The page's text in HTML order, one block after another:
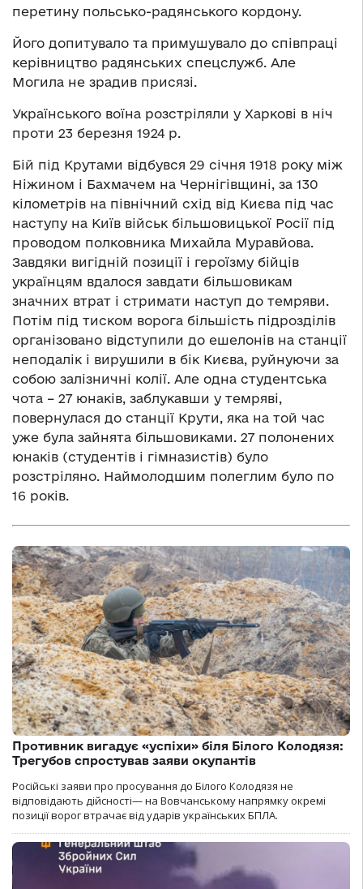
перетину польсько-радянського кордону.
Його допитувало та примушувало до співпраці
керівництво радянських спецслужб. Але
Могила не зрадив присязі.
Українського воїна розстріляли у Харкові в ніч
проти 23 березня 1924 р.
Бій під Крутами відбувся 29 січня 1918 року між
Ніжином і Бахмачем на Чернігівщині, за 130
кілометрів на північний схід від Києва під час
наступу на Київ військ більшовицької Росії під
проводом полковника Михайла Муравйова.
Завдяки вигідній позиції і героїзму бійців
українцям вдалося завдати більшовикам
значних втрат і стримати наступ до темряви.
Потім під тиском ворога більшість підрозділів
організовано відступили до ешелонів на станції
неподалік і вирушили в бік Києва, руйнуючи за
собою залізничні колії. Але одна студентська
чота – 27 юнаків, заблукавши у темряві,
повернулася до станції Крути, яка на той час
уже була зайнята більшовиками. 27 полонених
юнаків (студентів і гімназистів) було
розстріляно. Наймолодшим полеглим було по
16 років.
Противник вигадує «успіхи» біля Білого Колодязя:
Трегубов спростував заяви окупантів
Російські заяви про просування до Білого Колодязя не
відповідають дійсності— на Вовчанському напрямку окремі
позиції ворог втрачає від ударів українських БПЛА.